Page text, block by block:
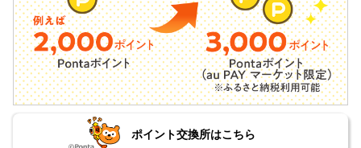
ポイント交換所はこちら